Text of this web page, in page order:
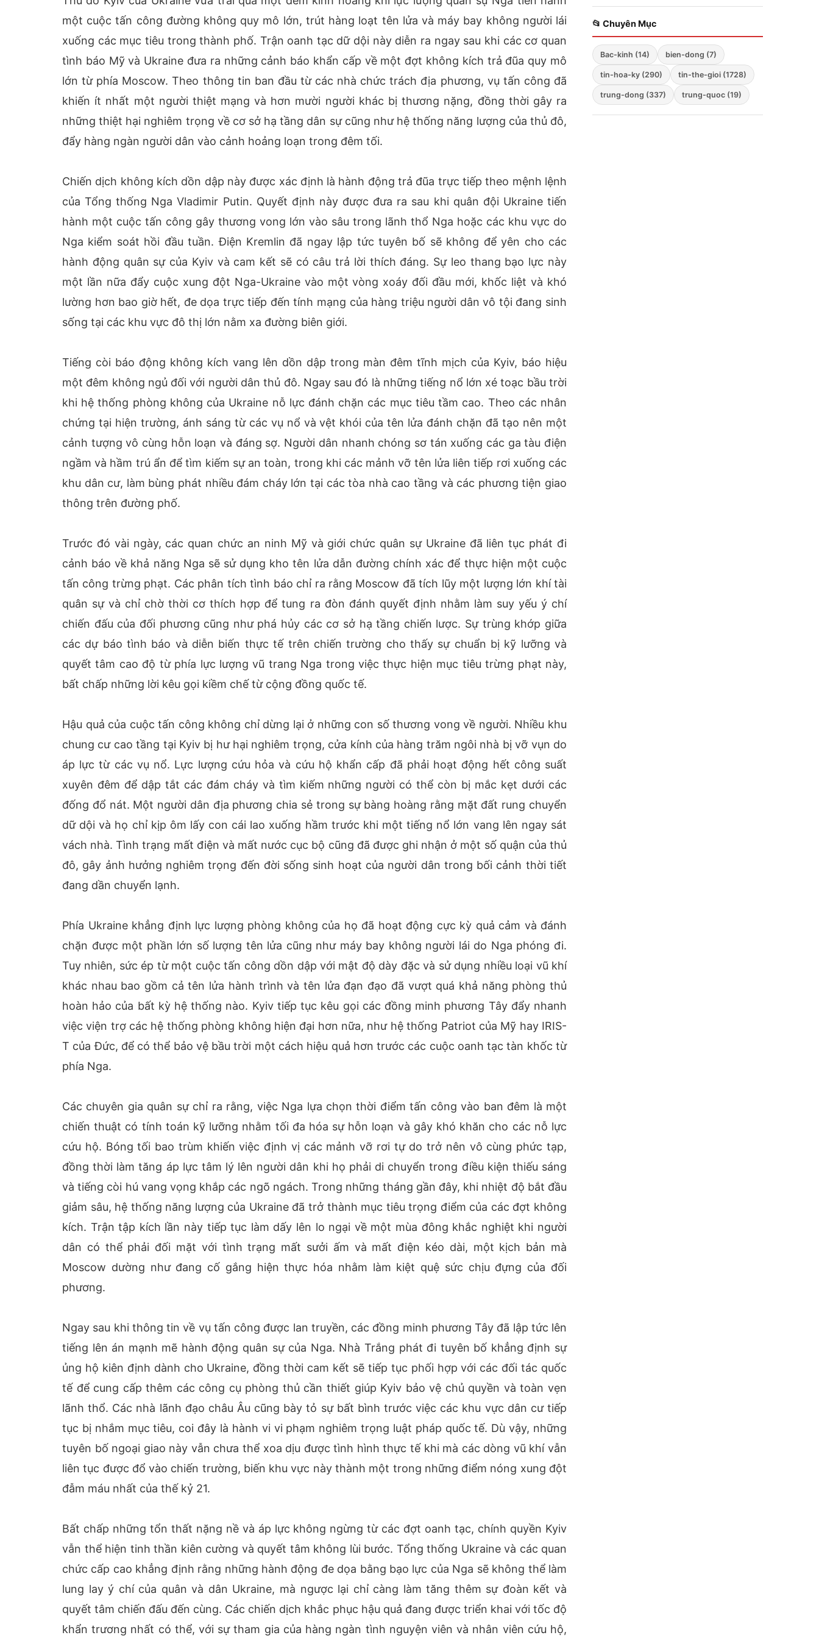
một cuộc tấn công đường không quy mô lớn, trút hàng loạt tên lửa và máy bay không người lái
xuống các mục tiêu trong thành phố. Trận oanh tạc dữ dội này diễn ra ngay sau khi các cơ quan
tình báo Mỹ và Ukraine đưa ra những cảnh báo khẩn cấp về một đợt không kích trả đũa quy mô
lớn từ phía Moscow. Theo thông tin ban đầu từ các nhà chức trách địa phương, vụ tấn công đã
khiến ít nhất một người thiệt mạng và hơn mười người khác bị thương nặng, đồng thời gây ra
những thiệt hại nghiêm trọng về cơ sở hạ tầng dân sự cũng như hệ thống năng lượng của thủ đô,
đẩy hàng ngàn người dân vào cảnh hoảng loạn trong đêm tối.
Chiến dịch không kích dồn dập này được xác định là hành động trả đũa trực tiếp theo mệnh lệnh
của Tổng thống Nga Vladimir Putin. Quyết định này được đưa ra sau khi quân đội Ukraine tiến
hành một cuộc tấn công gây thương vong lớn vào sâu trong lãnh thổ Nga hoặc các khu vực do
Nga kiểm soát hồi đầu tuần. Điện Kremlin đã ngay lập tức tuyên bố sẽ không để yên cho các
hành động quân sự của Kyiv và cam kết sẽ có câu trả lời thích đáng. Sự leo thang bạo lực này
một lần nữa đẩy cuộc xung đột Nga-Ukraine vào một vòng xoáy đối đầu mới, khốc liệt và khó
lường hơn bao giờ hết, đe dọa trực tiếp đến tính mạng của hàng triệu người dân vô tội đang sinh
sống tại các khu vực đô thị lớn nằm xa đường biên giới.
Tiếng còi báo động không kích vang lên dồn dập trong màn đêm tĩnh mịch của Kyiv, báo hiệu
một đêm không ngủ đối với người dân thủ đô. Ngay sau đó là những tiếng nổ lớn xé toạc bầu trời
khi hệ thống phòng không của Ukraine nỗ lực đánh chặn các mục tiêu tầm cao. Theo các nhân
chứng tại hiện trường, ánh sáng từ các vụ nổ và vệt khói của tên lửa đánh chặn đã tạo nên một
cảnh tượng vô cùng hỗn loạn và đáng sợ. Người dân nhanh chóng sơ tán xuống các ga tàu điện
ngầm và hầm trú ẩn để tìm kiếm sự an toàn, trong khi các mảnh vỡ tên lửa liên tiếp rơi xuống các
khu dân cư, làm bùng phát nhiều đám cháy lớn tại các tòa nhà cao tầng và các phương tiện giao
thông trên đường phố.
Trước đó vài ngày, các quan chức an ninh Mỹ và giới chức quân sự Ukraine đã liên tục phát đi
cảnh báo về khả năng Nga sẽ sử dụng kho tên lửa dẫn đường chính xác để thực hiện một cuộc
tấn công trừng phạt. Các phân tích tình báo chỉ ra rằng Moscow đã tích lũy một lượng lớn khí tài
quân sự và chỉ chờ thời cơ thích hợp để tung ra đòn đánh quyết định nhằm làm suy yếu ý chí
chiến đấu của đối phương cũng như phá hủy các cơ sở hạ tầng chiến lược. Sự trùng khớp giữa
các dự báo tình báo và diễn biến thực tế trên chiến trường cho thấy sự chuẩn bị kỹ lưỡng và
quyết tâm cao độ từ phía lực lượng vũ trang Nga trong việc thực hiện mục tiêu trừng phạt này,
bất chấp những lời kêu gọi kiềm chế từ cộng đồng quốc tế.
Hậu quả của cuộc tấn công không chỉ dừng lại ở những con số thương vong về người. Nhiều khu
chung cư cao tầng tại Kyiv bị hư hại nghiêm trọng, cửa kính của hàng trăm ngôi nhà bị vỡ vụn do
áp lực từ các vụ nổ. Lực lượng cứu hỏa và cứu hộ khẩn cấp đã phải hoạt động hết công suất
xuyên đêm để dập tắt các đám cháy và tìm kiếm những người có thể còn bị mắc kẹt dưới các
đống đổ nát. Một người dân địa phương chia sẻ trong sự bàng hoàng rằng mặt đất rung chuyển
dữ dội và họ chỉ kịp ôm lấy con cái lao xuống hầm trước khi một tiếng nổ lớn vang lên ngay sát
vách nhà. Tình trạng mất điện và mất nước cục bộ cũng đã được ghi nhận ở một số quận của thủ
đô, gây ảnh hưởng nghiêm trọng đến đời sống sinh hoạt của người dân trong bối cảnh thời tiết
đang dần chuyển lạnh.
Phía Ukraine khẳng định lực lượng phòng không của họ đã hoạt động cực kỳ quả cảm và đánh
chặn được một phần lớn số lượng tên lửa cũng như máy bay không người lái do Nga phóng đi.
Tuy nhiên, sức ép từ một cuộc tấn công dồn dập với mật độ dày đặc và sử dụng nhiều loại vũ khí
khác nhau bao gồm cả tên lửa hành trình và tên lửa đạn đạo đã vượt quá khả năng phòng thủ
hoàn hảo của bất kỳ hệ thống nào. Kyiv tiếp tục kêu gọi các đồng minh phương Tây đẩy nhanh
việc viện trợ các hệ thống phòng không hiện đại hơn nữa, như hệ thống Patriot của Mỹ hay IRIS-
T của Đức, để có thể bảo vệ bầu trời một cách hiệu quả hơn trước các cuộc oanh tạc tàn khốc từ
phía Nga.
Các chuyên gia quân sự chỉ ra rằng, việc Nga lựa chọn thời điểm tấn công vào ban đêm là một
chiến thuật có tính toán kỹ lưỡng nhằm tối đa hóa sự hỗn loạn và gây khó khăn cho các nỗ lực
cứu hộ. Bóng tối bao trùm khiến việc định vị các mảnh vỡ rơi tự do trở nên vô cùng phức tạp,
đồng thời làm tăng áp lực tâm lý lên người dân khi họ phải di chuyển trong điều kiện thiếu sáng
và tiếng còi hú vang vọng khắp các ngõ ngách. Trong những tháng gần đây, khi nhiệt độ bắt đầu
giảm sâu, hệ thống năng lượng của Ukraine đã trở thành mục tiêu trọng điểm của các đợt không
kích. Trận tập kích lần này tiếp tục làm dấy lên lo ngại về một mùa đông khắc nghiệt khi người
dân có thể phải đối mặt với tình trạng mất sưởi ấm và mất điện kéo dài, một kịch bản mà
Moscow dường như đang cố gắng hiện thực hóa nhằm làm kiệt quệ sức chịu đựng của đối
phương.
Ngay sau khi thông tin về vụ tấn công được lan truyền, các đồng minh phương Tây đã lập tức lên
tiếng lên án mạnh mẽ hành động quân sự của Nga. Nhà Trắng phát đi tuyên bố khẳng định sự
ủng hộ kiên định dành cho Ukraine, đồng thời cam kết sẽ tiếp tục phối hợp với các đối tác quốc
tế để cung cấp thêm các công cụ phòng thủ cần thiết giúp Kyiv bảo vệ chủ quyền và toàn vẹn
lãnh thổ. Các nhà lãnh đạo châu Âu cũng bày tỏ sự bất bình trước việc các khu vực dân cư tiếp
tục bị nhắm mục tiêu, coi đây là hành vi vi phạm nghiêm trọng luật pháp quốc tế. Dù vậy, những
tuyên bố ngoại giao này vẫn chưa thể xoa dịu được tình hình thực tế khi mà các dòng vũ khí vẫn
liên tục được đổ vào chiến trường, biến khu vực này thành một trong những điểm nóng xung đột
đẫm máu nhất của thế kỷ 21.
Bất chấp những tổn thất nặng nề và áp lực không ngừng từ các đợt oanh tạc, chính quyền Kyiv
vẫn thể hiện tinh thần kiên cường và quyết tâm không lùi bước. Tổng thống Ukraine và các quan
chức cấp cao khẳng định rằng những hành động đe dọa bằng bạo lực của Nga sẽ không thể làm
lung lay ý chí của quân và dân Ukraine, mà ngược lại chỉ càng làm tăng thêm sự đoàn kết và
quyết tâm chiến đấu đến cùng. Các chiến dịch khắc phục hậu quả đang được triển khai với tốc độ
khẩn trương nhất có thể, với sự tham gia của hàng ngàn tình nguyện viên và nhân viên cứu hộ,
Zelensky bất ngờ cảnh
hạm Mỹ tiến vào Biển
Đông; Washington
triển khai chiến lược
ba mũi nhọn
📂 Chuyên Mục
Bac-kinh (14) bien-dong (7)
tin-hoa-ky (290) tin-the-gioi (1728)
trung-dong (337) trung-quoc (19)